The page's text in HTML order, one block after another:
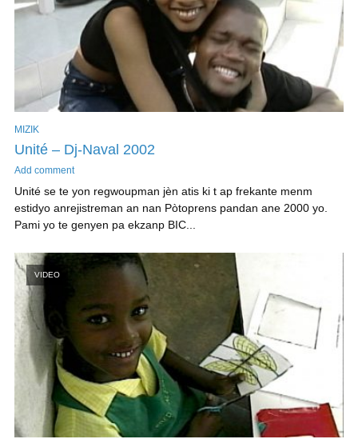
MIZIK
Unité – Dj-Naval 2002
Add comment
Unité se te yon regwoupman jèn atis ki t ap frekante menm
estidyo anrejistreman an nan Pòtoprens pandan ane 2000 yo.
Pami yo te genyen pa ekzanp BIC...
VIDEO